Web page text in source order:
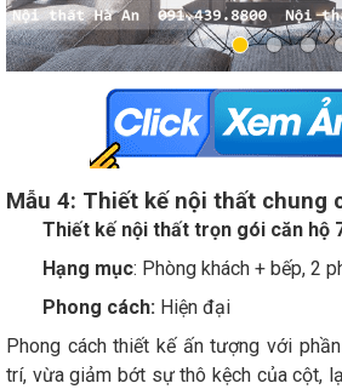
Mẫu 4: Thiết kế nội thất chung
Thiết kế nội thất trọn gói căn hộ
Hạng mục: Phòng khách + bếp, 2
Phong cách: Hiện đại
Phong cách thiết kế ấn tượng với
trí, vừa giảm bớt sự thô kệch của cột,